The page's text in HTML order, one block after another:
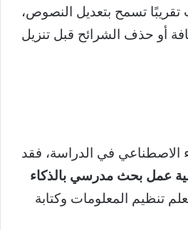
تقريبًا تسمح بتعديل النصوص،
أو حذف الشرائح قبل تنزيل
الاصطناعي في الدراسة، فقد
عمل بحث مدرسي بالذكاء
تنظيم المعلومات وكتابة